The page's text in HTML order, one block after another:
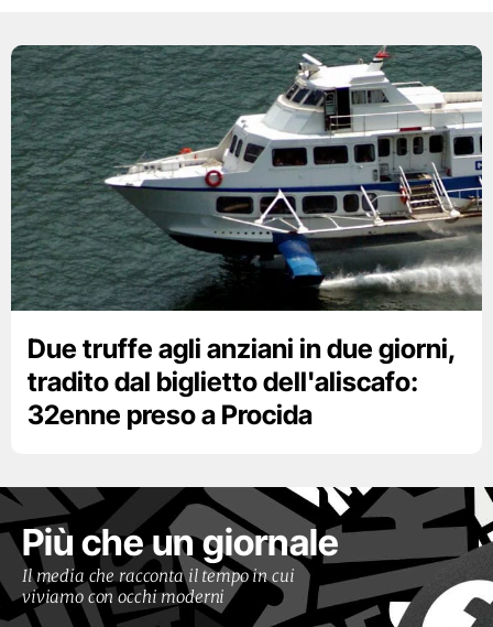
Due truffe agli anziani in due giorni,
tradito dal biglietto dell'aliscafo:
32enne preso a Procida
Più che un giornale
Il media che racconta il tempo in cui
viviamo con occhi moderni